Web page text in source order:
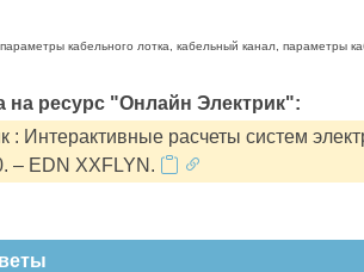
кабельного лотка, кабельный канал, параметры
на ресурс "Онлайн Электрик":
: Интерактивные расчеты систем
– EDN XXFLYN.